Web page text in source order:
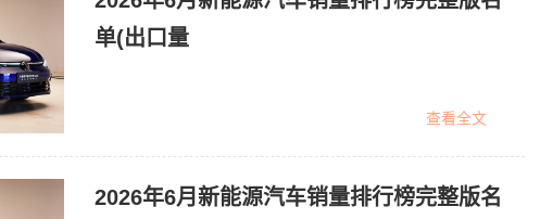
单(出口量
查看全文
2026年6月新能源汽车销量排行榜完整版名